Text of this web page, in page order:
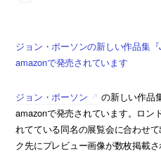
ジョン・ポーソンの新しい作品集
amazonで発売されています
ジョン・ポーソン
の新しい作品
amazonで発売されています。ロン
れてている同名の展覧会に合わせ
ク先にプレビュー画像が数枚掲載さ